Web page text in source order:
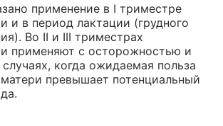
применение в I триместре
и в период лактации (грудного
Во II и III триместрах
применяют с осторожностью и
когда ожидаемая польза
превышает потенциальный